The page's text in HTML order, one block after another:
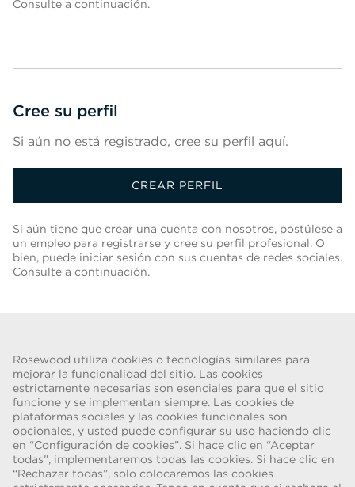
Rosewood utiliza cookies o tecnologías similares para
mejorar la funcionalidad del sitio. Las cookies
estrictamente necesarias son esenciales para que el sitio
funcione y se implementan siempre. Las cookies de
plataformas sociales y las cookies funcionales son
opcionales, y usted puede configurar su uso haciendo clic
en “Configuración de cookies”. Si hace clic en “Aceptar
todas”, implementaremos todas las cookies. Si hace clic en
“Rechazar todas”, solo colocaremos las cookies
Consulte a continuación.
Cree su perfil
Si aún no está registrado, cree su perfil aquí.
CREAR PERFIL
Si aún tiene que crear una cuenta con nosotros, postúlese a
un empleo para registrarse y cree su perfil profesional. O
bien, puede iniciar sesión con sus cuentas de redes sociales.
Consulte a continuación.
ADVERTENCIA DE FRAUDE
Hemos tenido conocimiento de una estafa reciente, en la que
individuos que se hacen pasar por reclutadores ofrecen contratos de
trabajo para Rosewood Hotel Group. Estas solicitudes las realizan
personas que utilizan cuentas de correo electrónico basadas en la